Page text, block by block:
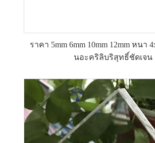
ราคา 5mm 6mm 10mm 12mm หนา
นอะคริลิบริสุทธิ์ชัดเจน